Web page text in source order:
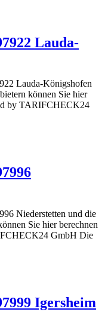
Lauda-
Lauda-Königshofen
können Sie hier
by TARIFCHECK24
Niederstetten und die
Sie hier berechnen
GmbH Die
Igersheim